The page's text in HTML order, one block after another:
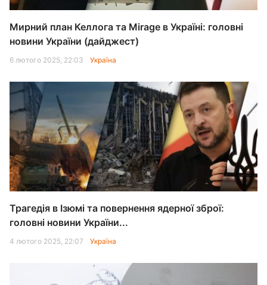
Мирний план Келлога та Mirage в Україні: головні
новини України (дайджест)
6 лютого 2025, 22:03 Україна
Трагедія в Ізюмі та повернення ядерної зброї:
головні новини України...
4 лютого 2025, 22:07 Україна